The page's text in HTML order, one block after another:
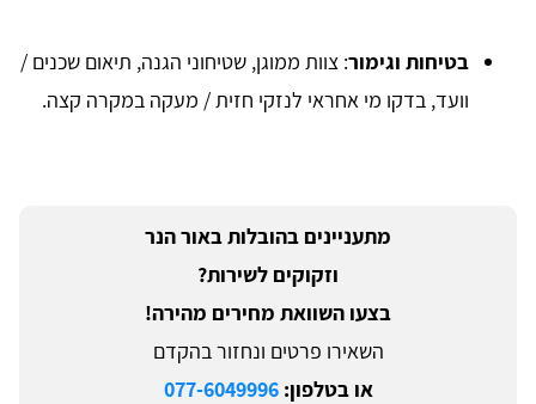
בטיחות וגימור: צוות ממוגן, שטיחוני הגנה, תיאום שכנים /
וועד, בדקו מי אחראי לנזקי חזית / מעקה במקרה קצה.
מתעניינים בהובלות באור הנר
וזקוקים לשירות?
בצעו השוואת מחירים מהירה!
השאירו פרטים ונחזור בהקדם
או בטלפון:077-6049996